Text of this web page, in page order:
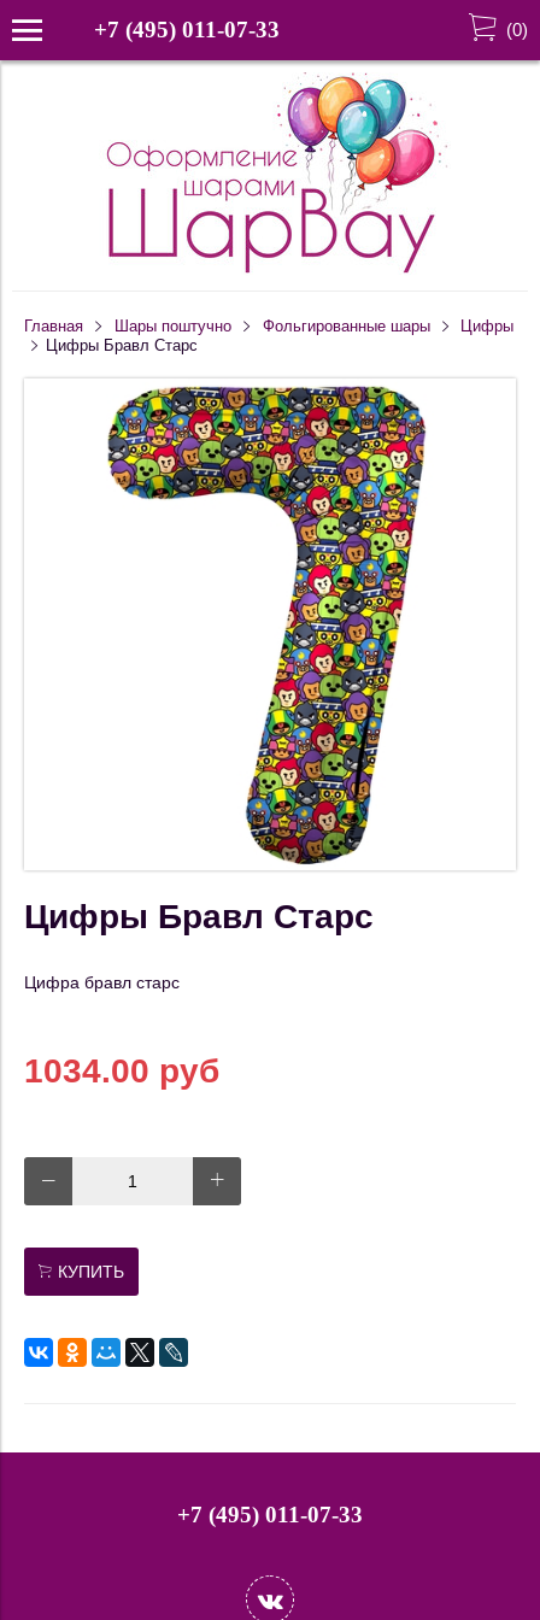
+7 (495) 011-07-33 (0)
Главная Шары поштучно Фольгированные шары
Цифры
Цифры Бравл Старс
Цифры Бравл Старс
Цифра бравл старс
1034.00 руб
КУПИТЬ
+7 (495) 011-07-33